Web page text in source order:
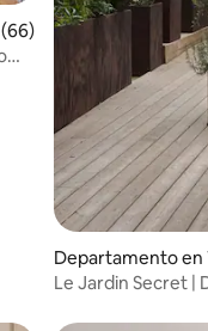
promedio: 4.98 de
Departamento en
Le Jardin Secret |